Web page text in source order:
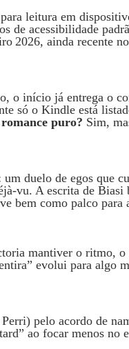
leitura em
de acessibilidade
2026, ainda recente
o início já entrega o
só o Kindle está
puro? Sim,
duelo de egos que
A escrita de
bem como palco para
mantiver o ritmo, o
evolui para algo
pelo acordo de
ao focar menos